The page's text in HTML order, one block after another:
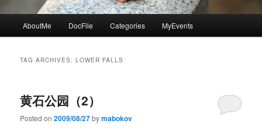
AboutMe DocFile Categories MyEvents
TAG ARCHIVES:LOWER FALLS
黄石公园（2）
Posted on2009/08/27bymabokov